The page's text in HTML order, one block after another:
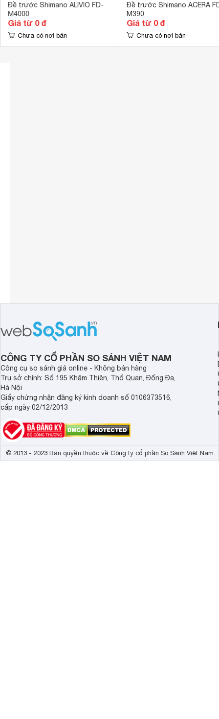
Đề trước Shimano ALIVIO FD-
M4000
Giá từ 0 đ
Chưa có nơi bán
Đề trước Shimano ACERA
M390
Giá từ 0 đ
Chưa có nơi bán
CÔNG TY CỔ PHẦN SO SÁNH VIỆT NAM
Công cụ so sánh giá online - Không bán hàng
Trụ sở chính: Số 195 Khâm Thiên, Thổ Quan, Đống Đa,
Hà Nội
Giấy chứng nhận đăng ký kinh doanh số 0106373516,
cấp ngày 02/12/2013
© 2013 - 2023 Bản quyền thuộc về Công ty cổ phần So Sánh Việt Nam